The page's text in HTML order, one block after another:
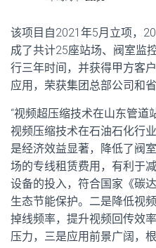
该项目自2021年5月立项，
成了共计25座站场、阀室监
行三年时间，并获得甲方客
应用，荣获集团总部公司和
“视频超压缩技术在山东管道
视频压缩技术在石油石化行
是经济效益显著，降低了阀
场的专线租赁费用，有利于
设备的投入，符合国家《碳
生态节能保护。二是降低视
掉线频率，提升视频回传效
压力，三是应用前景广阔，